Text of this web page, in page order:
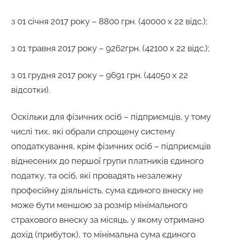
з 01 січня 2017 року – 8800 грн. (40000 х 22 відс.);
з 01 травня 2017 року – 9262грн. (42100 х 22 відс.);
з 01 грудня 2017 року – 9691 грн. (44050 х 22
відсотки).
Оскільки для фізичних осіб – підприємців, у тому
числі тих, які обрали спрощену систему
оподаткування, крім фізичних осіб – підприємців
віднесених до першої групи платників єдиного
податку, та осіб, які провадять незалежну
професійну діяльність, сума єдиного внеску не
може бути меншою за розмір мінімального
страхового внеску за місяць, у якому отримано
дохід (прибуток), то мінімальна сума єдиного